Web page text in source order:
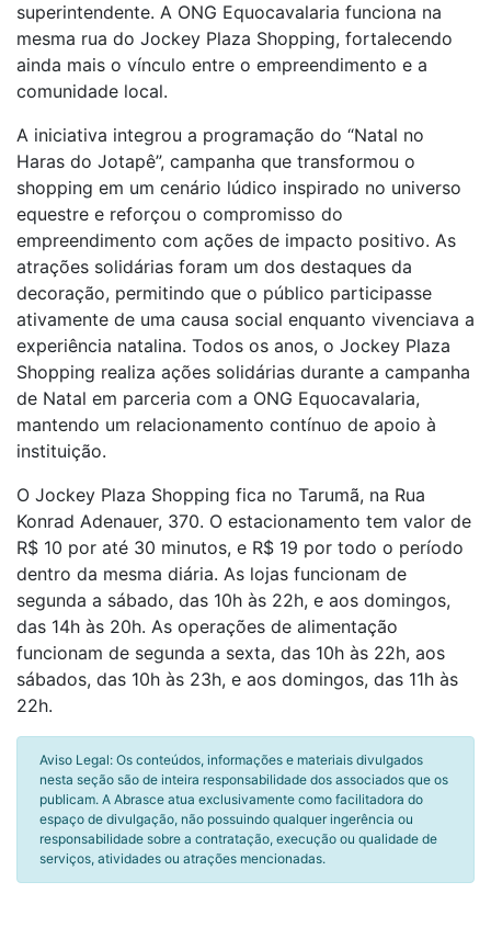
superintendente. A ONG Equocavalaria funciona na
mesma rua do Jockey Plaza Shopping, fortalecendo
ainda mais o vínculo entre o empreendimento e a
comunidade local.
A iniciativa integrou a programação do “Natal no
Haras do Jotapê”, campanha que transformou o
shopping em um cenário lúdico inspirado no universo
equestre e reforçou o compromisso do
empreendimento com ações de impacto positivo. As
atrações solidárias foram um dos destaques da
decoração, permitindo que o público participasse
ativamente de uma causa social enquanto vivenciava a
experiência natalina. Todos os anos, o Jockey Plaza
Shopping realiza ações solidárias durante a campanha
de Natal em parceria com a ONG Equocavalaria,
mantendo um relacionamento contínuo de apoio à
instituição.
O Jockey Plaza Shopping fica no Tarumã, na Rua
Konrad Adenauer, 370. O estacionamento tem valor de
R$ 10 por até 30 minutos, e R$ 19 por todo o período
dentro da mesma diária. As lojas funcionam de
segunda a sábado, das 10h às 22h, e aos domingos,
das 14h às 20h. As operações de alimentação
funcionam de segunda a sexta, das 10h às 22h, aos
sábados, das 10h às 23h, e aos domingos, das 11h às
22h.
Aviso Legal: Os conteúdos, informações e materiais divulgados
nesta seção são de inteira responsabilidade dos associados que os
publicam. A Abrasce atua exclusivamente como facilitadora do
espaço de divulgação, não possuindo qualquer ingerência ou
responsabilidade sobre a contratação, execução ou qualidade de
serviços, atividades ou atrações mencionadas.